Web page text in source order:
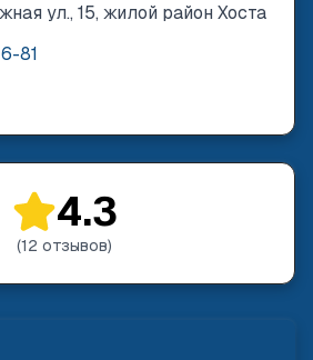
ул., 15, жилой район Хоста
81
4.3
(12 отзывов)